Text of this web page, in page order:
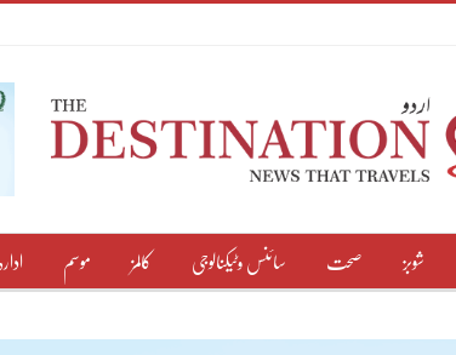
شوبز صحت سائنس وٹیکنالوجی کالمز موسم ادارہ